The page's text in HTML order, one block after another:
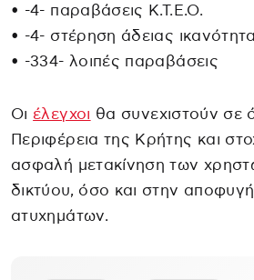
• -4- παραβάσεις Κ.Τ.Ε.Ο.
• -4- στέρηση άδειας
• -334- λοιπές παραβάσεις
Οι έλεγχοι θα συνεχιστούν σε
Περιφέρεια της Κρήτης και
ασφαλή μετακίνηση των
δικτύου, όσο και στην
ατυχημάτων.